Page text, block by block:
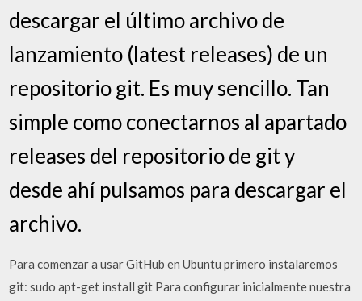
descargar el último archivo de
lanzamiento (latest releases) de un
repositorio git. Es muy sencillo. Tan
simple como conectarnos al apartado
releases del repositorio de git y
desde ahí pulsamos para descargar el
archivo.
Para comenzar a usar GitHub en Ubuntu primero instalaremos
git: sudo apt-get install git Para configurar inicialmente nuestra